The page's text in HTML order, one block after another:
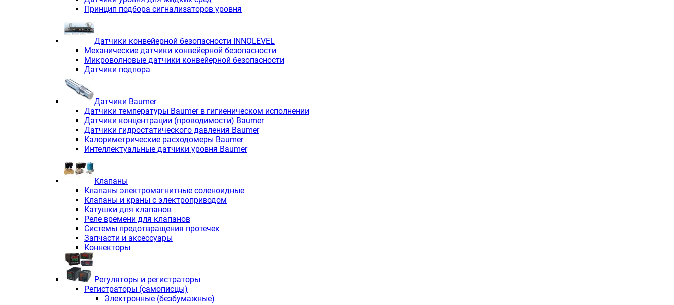
Принцип подбора сигнализаторов уровня
Датчики конвейерной безопасности INNOLEVEL
Механические датчики конвейерной безопасности
Микроволновые датчики конвейерной безопасности
Датчики подпора
Датчики Baumer
Датчики температуры Baumer в гигиеническом исполнении
Датчики концентрации (проводимости) Baumer
Датчики гидростатического давления Baumer
Калориметрические расходомеры Baumer
Интеллектуальные датчики уровня Baumer
Клапаны
Клапаны электромагнитные соленоидные
Клапаны и краны с электроприводом
Катушки для клапанов
Реле времени для клапанов
Системы предотвращения протечек
Запчасти и аксессуары
Коннекторы
Регуляторы и регистраторы
Регистраторы (самописцы)
Электронные (безбумажные)